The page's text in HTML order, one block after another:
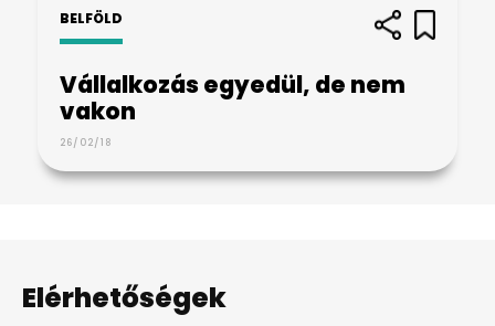
BELFÖLD
Vállalkozás egyedül, de nem
vakon
26/02/18
Elérhetőségek